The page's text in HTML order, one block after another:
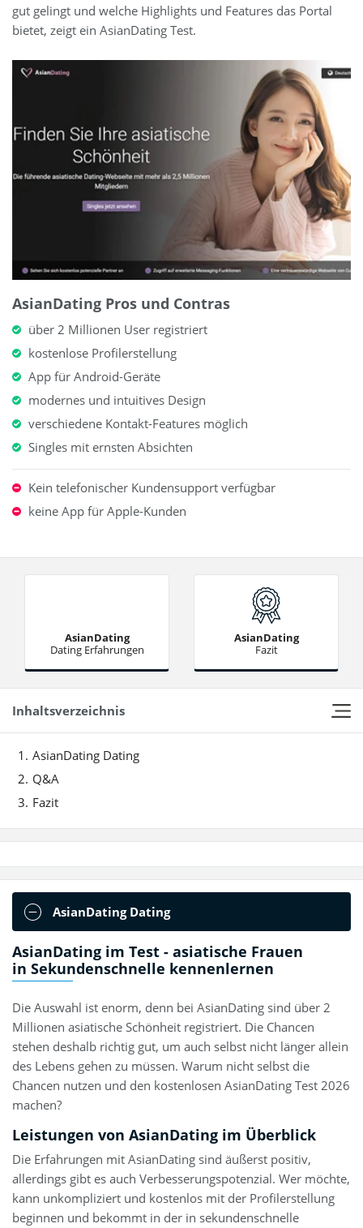
gut gelingt und welche Highlights und Features das Portal
bietet, zeigt ein AsianDating Test.
AsianDating Pros und Contras
über 2 Millionen User registriert
kostenlose Profilerstellung
App für Android-Geräte
modernes und intuitives Design
verschiedene Kontakt-Features möglich
Singles mit ernsten Absichten
Kein telefonischer Kundensupport verfügbar
keine App für Apple-Kunden
AsianDating
Dating Erfahrungen
AsianDating
Fazit
Inhaltsverzeichnis
AsianDating Dating
Q&A
Fazit
AsianDating Dating
AsianDating im Test - asiatische Frauen
in Sekundenschnelle kennenlernen
Die Auswahl ist enorm, denn bei AsianDating sind über 2
Millionen asiatische Schönheit registriert. Die Chancen
stehen deshalb richtig gut, um auch selbst nicht länger allein
des Lebens gehen zu müssen. Warum nicht selbst die
Chancen nutzen und den kostenlosen AsianDating Test 2026
machen?
Leistungen von AsianDating im Überblick
Die Erfahrungen mit AsianDating sind äußerst positiv,
allerdings gibt es auch Verbesserungspotenzial. Wer möchte,
kann unkompliziert und kostenlos mit der Profilerstellung
beginnen und bekommt in der in sekundenschnelle